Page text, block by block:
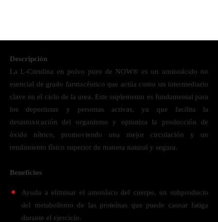
Descripción
La L-Citrulina en polvo puro de NOW® es un aminoácido no
esencial de grado farmacéutico que actúa como un intermediario
clave en el ciclo de la urea. Este suplemento es fundamental para
los deportistas y personas activas, ya que facilita la
desintoxicación del organismo y optimiza la producción de
óxido nítrico, promoviendo una mejor circulación y un
rendimiento físico superior de manera natural y segura.
Beneficios
Ayuda a eliminar el amoníaco del cuerpo, un subproducto
del metabolismo de las proteínas que puede causar fatiga
durante el ejercicio.